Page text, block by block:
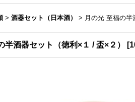
> 酒器セット（日本酒） > 月の光 至福の半
半酒器セット（徳利×１ / 盃×２） [